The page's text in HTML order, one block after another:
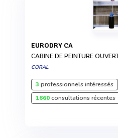
EURODRY CA
CABINE DE PEINTURE
CORAL
3 professionnels intéressés
1660consultations récentes